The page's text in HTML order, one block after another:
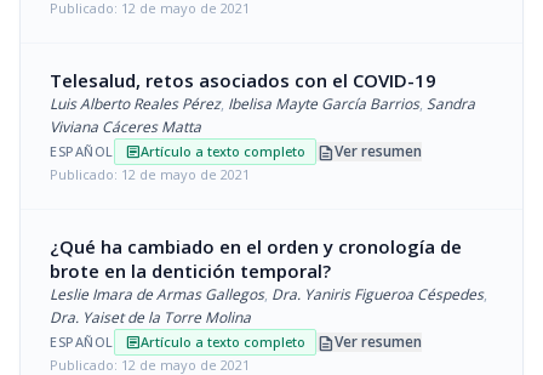
Publicado: 12 de mayo de 2021
Telesalud, retos asociados con el COVID-19
Luis Alberto Reales Pérez, Ibelisa Mayte García Barrios, Sandra
Viviana Cáceres Matta
ESPAÑOL articleArtículo a texto completo descriptionVer resumen
Publicado: 12 de mayo de 2021
¿Qué ha cambiado en el orden y cronología de
brote en la dentición temporal?
Leslie Imara de Armas Gallegos, Dra. Yaniris Figueroa Céspedes,
Dra. Yaiset de la Torre Molina
ESPAÑOL articleArtículo a texto completo descriptionVer resumen
Publicado: 12 de mayo de 2021